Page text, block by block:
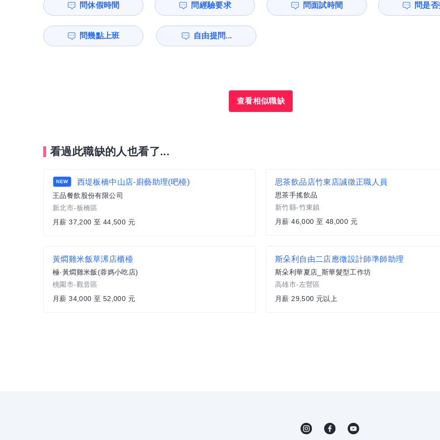
問休假時間 問經驗要求 問面試時間 問是否
問幾點上班 自由提問...
查看相似職缺
看過此職缺的人也看了...
NEW 西堤板橋中山店-廚藝助理(吧檯)
王品餐飲股份有限公司
新北市-板橋區
月薪 37,200 至 44,500 元
思茶飲品店竹東店誠徵正職人員
思茶手搖飲品
新竹縣-竹東鎮
月薪 46,000 至 48,000 元
黃燜雞米飯草漯店櫃檯
極·黃燜雞米飯(蓉媽小吃店)
桃園市-觀音區
月薪 34,000 至 52,000 元
斯朵利自由二店應徵設計師準師助理
斯朵利華夏店_斯華髮型工作坊
高雄市-左營區
月薪 29,500 元以上